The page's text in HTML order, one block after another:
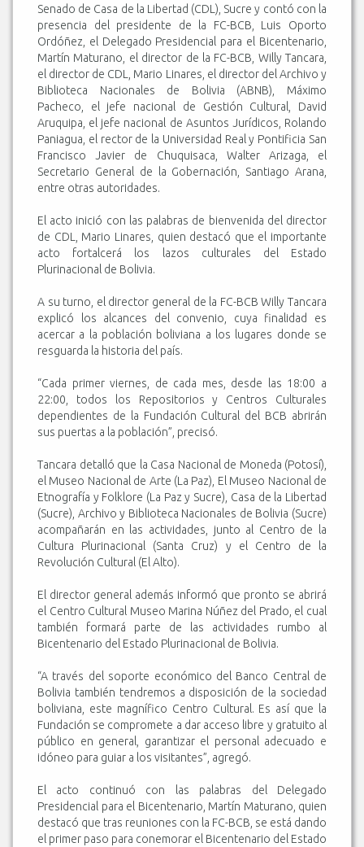
Senado de Casa de la Libertad (CDL), Sucre y contó con la
presencia del presidente de la FC-BCB, Luis Oporto
Ordóñez, el Delegado Presidencial para el Bicentenario,
Martín Maturano, el director de la FC-BCB, Willy Tancara,
el director de CDL, Mario Linares, el director del Archivo y
Biblioteca Nacionales de Bolivia (ABNB), Máximo
Pacheco, el jefe nacional de Gestión Cultural, David
Aruquipa, el jefe nacional de Asuntos Jurídicos, Rolando
Paniagua, el rector de la Universidad Real y Pontificia San
Francisco Javier de Chuquisaca, Walter Arizaga, el
Secretario General de la Gobernación, Santiago Arana,
entre otras autoridades.
El acto inició con las palabras de bienvenida del director
de CDL, Mario Linares, quien destacó que el importante
acto fortalcerá los lazos culturales del Estado
Plurinacional de Bolivia.
A su turno, el director general de la FC-BCB Willy Tancara
explicó los alcances del convenio, cuya finalidad es
acercar a la población boliviana a los lugares donde se
resguarda la historia del país.
“Cada primer viernes, de cada mes, desde las 18:00 a
22:00, todos los Repositorios y Centros Culturales
dependientes de la Fundación Cultural del BCB abrirán
sus puertas a la población”, precisó.
Tancara detalló que la Casa Nacional de Moneda (Potosí),
el Museo Nacional de Arte (La Paz), El Museo Nacional de
Etnografía y Folklore (La Paz y Sucre), Casa de la Libertad
(Sucre), Archivo y Biblioteca Nacionales de Bolivia (Sucre)
acompañarán en las actividades, junto al Centro de la
Cultura Plurinacional (Santa Cruz) y el Centro de la
Revolución Cultural (El Alto).
El director general además informó que pronto se abrirá
el Centro Cultural Museo Marina Núñez del Prado, el cual
también formará parte de las actividades rumbo al
Bicentenario del Estado Plurinacional de Bolivia.
“A través del soporte económico del Banco Central de
Bolivia también tendremos a disposición de la sociedad
boliviana, este magnífico Centro Cultural. Es así que la
Fundación se compromete a dar acceso libre y gratuito al
público en general, garantizar el personal adecuado e
idóneo para guiar a los visitantes”, agregó.
El acto continuó con las palabras del Delegado
Presidencial para el Bicentenario, Martín Maturano, quien
destacó que tras reuniones con la FC-BCB, se está dando
el primer paso para conemorar el Bicentenario del Estado